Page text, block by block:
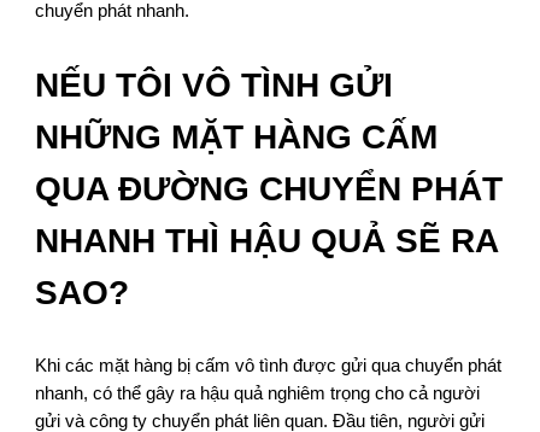
chuyển phát nhanh.
NẾU TÔI VÔ TÌNH GỬI
NHỮNG MẶT HÀNG CẤM
QUA ĐƯỜNG CHUYỂN PHÁT
NHANH THÌ HẬU QUẢ SẼ RA
SAO?
Khi các mặt hàng bị cấm vô tình được gửi qua chuyển phát
nhanh, có thể gây ra hậu quả nghiêm trọng cho cả người
gửi và công ty chuyển phát liên quan. Đầu tiên, người gửi